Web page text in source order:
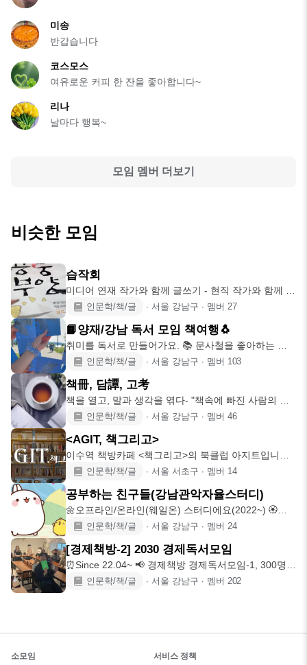
미송
반갑습니다
코스모스
여유로운 커피 한 잔을 좋아합니다~
리나
날마다 행복~
모임 멤버 더보기
비슷한 모임
습작회
미디어 연재 작가와 함께 글쓰기 - 현직 작가와 함께 편
안하고 즐겁게 글
인문학/책/글 ∙ 서울 강남구 ∙ 멤버 27
📙양재/강남 독서 모임 책여행🐧
취미를 독서로 만들어가요. 📚 문사철을 좋아하는 모
임장과 함께 책에 대
인문학/책/글 ∙ 서울 강남구 ∙ 멤버 103
책冊, 담譚, 고考
책을 열고, 말과 생각을 엮다- "책속에 빠진 사람의 얼
굴은 모두 빛이
인문학/책/글 ∙ 서울 강남구 ∙ 멤버 46
<AGIT, 책그리고>
이수역 책방카페 <책그리고>의 북클럽 아지트입니다
9년차 북클럽이며 휴
인문학/책/글 ∙ 서울 서초구 ∙ 멤버 14
공부하는 친구들(강남관악자율스터디)
🌼오프라인/온라인(웨일온) 스터디에요(2022~) 🏵신
논현역, 강남역,
인문학/책/글 ∙ 서울 강남구 ∙ 멤버 24
[경제책방-2] 2030 경제독서모임
⏰Since 22.04~ 📢 경제책방 경제독서모임-1, 300명
초과로인문학/책/글 ∙ 서울 강남구 ∙ 멤버 202
소모임 서비스 정책